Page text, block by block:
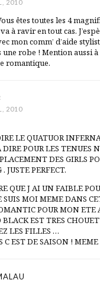
2010
êtes toutes les 4
à ravir en tout cas.
mon comm’ d’aide
une robe ! Mention aussi
romantique.
2010
LE QUATUOR
DIRE POUR LES TENUES
DES GIRLS
JUSTE PERFECT.
QUE J AI UN FAIBLE
SUIS MOI MEME DANS
POUR MON ETE
EST TRES
LES FILLES …
C EST DE SAISON ! MEME